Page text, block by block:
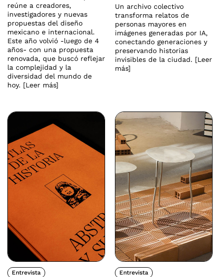
reúne a creadores,
investigadores y nuevas
propuestas del diseño
mexicano e internacional.
Este año volvió -luego de 4
años- con una propuesta
renovada, que buscó reflejar
la complejidad y la
diversidad del mundo de
hoy. [Leer más]
Un archivo colectivo
transforma relatos de
personas mayores en
imágenes generadas por IA,
conectando generaciones y
preservando historias
invisibles de la ciudad. [Leer
más]
Entrevista Entrevista